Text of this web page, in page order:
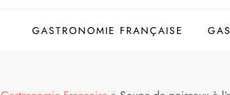
GASTRONOMIE FRANÇAISE